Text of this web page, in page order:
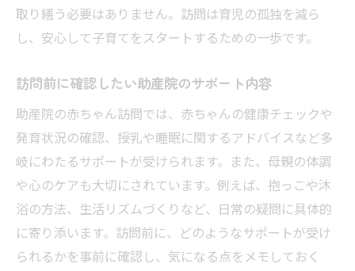
取り繕う必要はありません。訪問は育児の孤独を減ら
し、安心して子育てをスタートするための一歩です。
訪問前に確認したい助産院のサポート内容
助産院の赤ちゃん訪問では、赤ちゃんの健康チェックや
発育状況の確認、授乳や睡眠に関するアドバイスなど多
岐にわたるサポートが受けられます。また、母親の体調
や心のケアも大切にされています。例えば、抱っこや沐
浴の方法、生活リズムづくりなど、日常の疑問に具体的
に寄り添います。訪問前に、どのようなサポートが受け
られるかを事前に確認し、気になる点をメモしておく